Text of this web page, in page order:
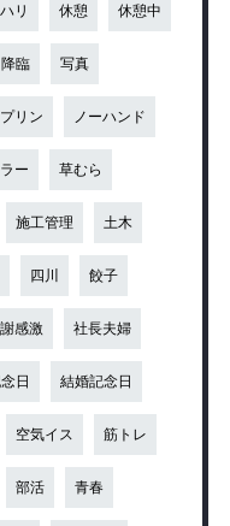
リ 休憩 休憩中
降臨 写真
プリン ノーハンド
ー 草むら
施工管理 土木
四川 餃子
感激 社長夫婦
日 結婚記念日
空気イス 筋トレ
部活 青春